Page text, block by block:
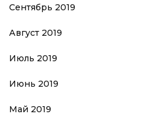
Сентябрь 2019
Август 2019
Июль 2019
Июнь 2019
Май 2019